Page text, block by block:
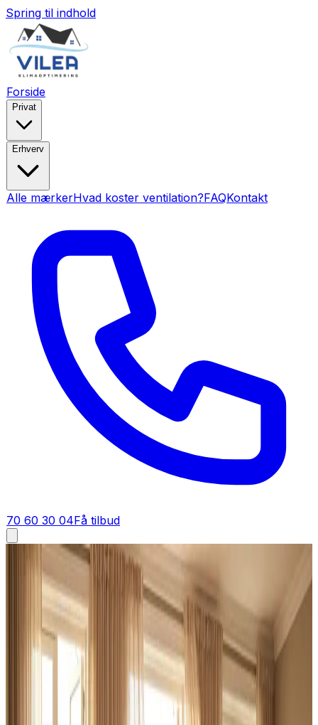
Spring til indhold
Forside
Privat
Erhverv
Alle mærkerHvad koster ventilation?FAQKontakt
70 60 30 04Få tilbud
Ventilation tilbud i Lejre
Få tilbud på ventilation i
Gratis og uforpligtende tilbud på ventilationsanlæg til
private boliger og erhverv i Lejre. Vi prissætter opgaven
for dig og svarer altid inden 24 timer.